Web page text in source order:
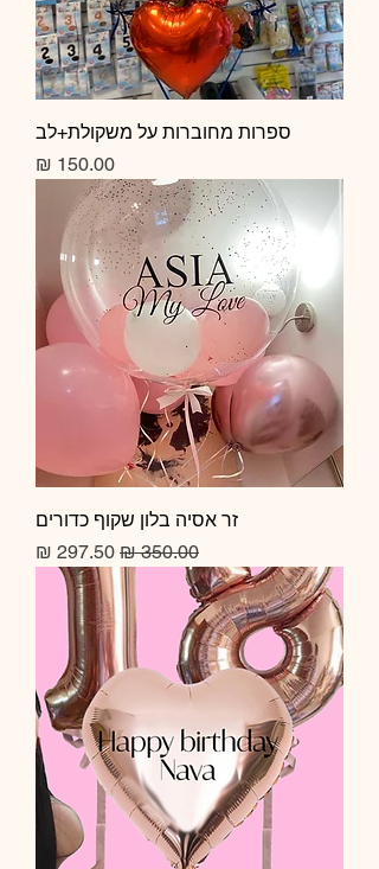
ספרות מחוברות על משקולת+לב
מחיר
זר אסיה בלון שקוף כדורים
מחיר רגיל מחיר מבצע